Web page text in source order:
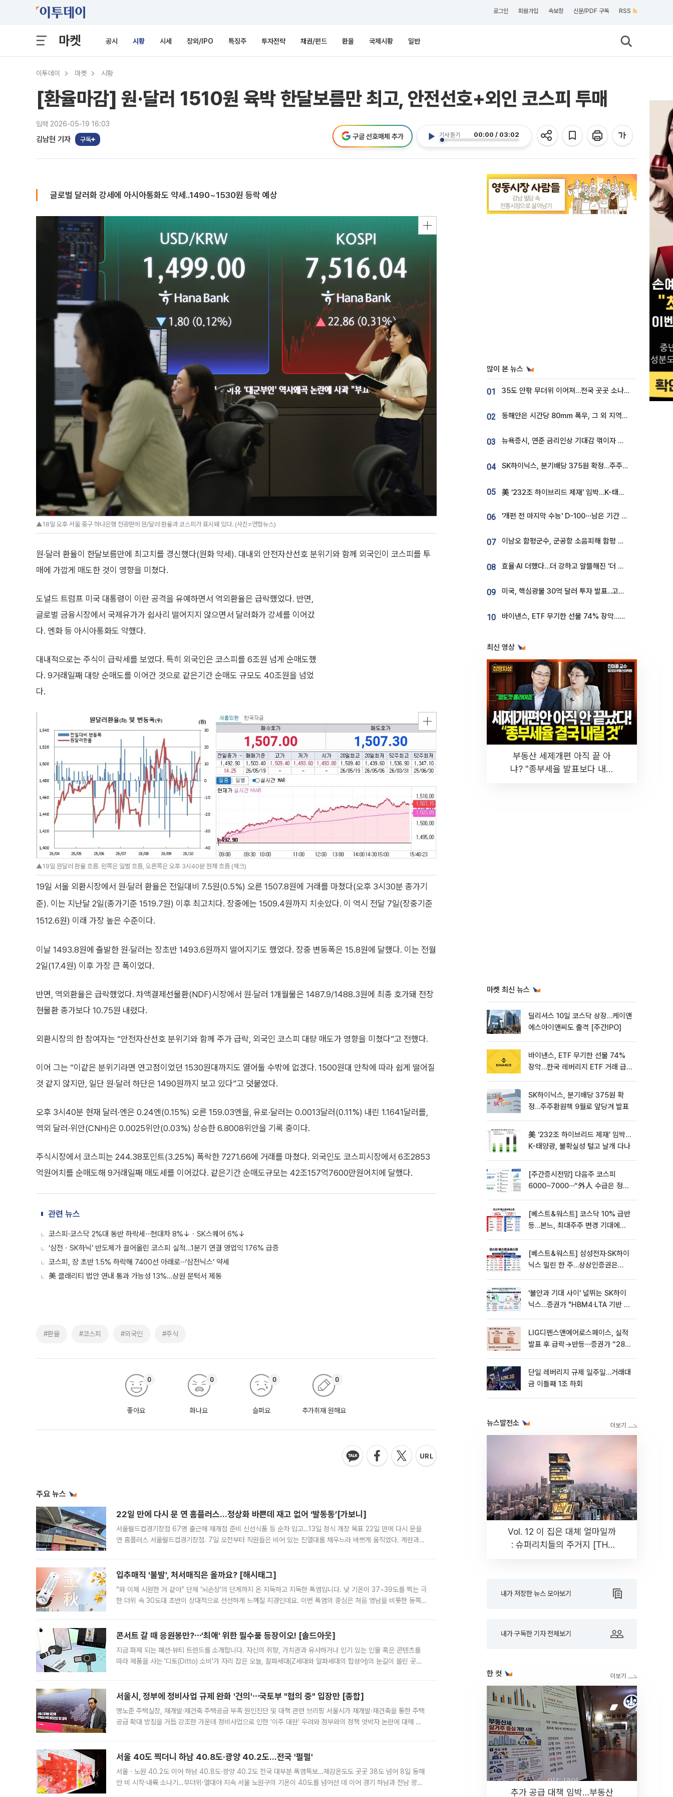
로그인 회원가입 속보창 신문/PDF 구독 RSS
마켓 공시 시황 시세 장외/IPO 특징주 투자전략 채권/펀드 환율 국제시황 일반
이투데이 마켓 시황
[환율마감] 원·달러 1510원 육박 한달보름만 최고, 안전선호+외인 코스피 투매
입력 2026-05-19 16:03
김남현 기자 구독
기사 듣기 00:00 / 03:02
구글 선호매체 추가
글로벌 달러화 강세에 아시아통화도 약세..1490~1530원 등락 예상
▲18일 오후 서울 중구 하나은행 전광판에 원/달러 환율과 코스피가 표시돼 있다. (사진=연합뉴스)
원·달러 환율이 한달보름만에 최고치를 경신했다(원화 약세). 대내외 안전자산선호 분위기와 함께 외국인이 코스피를 투
매에 가깝게 매도한 것이 영향을 미쳤다.
도널드 트럼프 미국 대통령이 이란 공격을 유예하면서 역외환율은 급락했었다. 반면,
글로벌 금융시장에서 국제유가가 쉽사리 떨어지지 않으면서 달러화가 강세를 이어갔
다. 엔화 등 아시아통화도 약했다.
대내적으로는 주식이 급락세를 보였다. 특히 외국인은 코스피를 6조원 넘게 순매도했
다. 9거래일째 대량 순매도를 이어간 것으로 같은기간 순매도 규모도 40조원을 넘었
다.
▲19일 원달러 환율 흐름. 왼쪽은 일별 흐름, 오른쪽은 오후 3시40분 현재 흐름 (체크)
19일 서울 외환시장에서 원·달러 환율은 전일대비 7.5원(0.5%) 오른 1507.8원에 거래를 마쳤다(오후 3시30분 종가기
준). 이는 지난달 2일(종가기준 1519.7원) 이후 최고치다. 장중에는 1509.4원까지 치솟았다. 이 역시 전달 7일(장중기준
1512.6원) 이래 가장 높은 수준이다.
이날 1493.8원에 출발한 원·달러는 장초반 1493.6원까지 떨어지기도 했었다. 장중 변동폭은 15.8원에 달했다. 이는 전월
2일(17.4원) 이후 가장 큰 폭이었다.
반면, 역외환율은 급락했었다. 차액결제선물환(NDF)시장에서 원·달러 1개월물은 1487.9/1488.3원에 최종 호가돼 전장
현물환 종가보다 10.75원 내렸다.
외환시장의 한 참여자는 “안전자산선호 분위기와 함께 주가 급락, 외국인 코스피 대량 매도가 영향을 미쳤다”고 전했다.
이어 그는 “이같은 분위기라면 연고점이었던 1530원대까지도 열어둘 수밖에 없겠다. 1500원대 안착에 따라 쉽게 떨어질
것 같지 않지만, 일단 원·달러 하단은 1490원까지 보고 있다”고 덧붙였다.
오후 3시40분 현재 달러·엔은 0.24엔(0.15%) 오른 159.03엔을, 유로·달러는 0.0013달러(0.11%) 내린 1.1641달러를,
역외 달러·위안(CNH)은 0.0025위안(0.03%) 상승한 6.8008위안을 기록 중이다.
주식시장에서 코스피는 244.38포인트(3.25%) 폭락한 7271.66에 거래를 마쳤다. 외국인도 코스피시장에서 6조2853
억원어치를 순매도해 9거래일째 매도세를 이어갔다. 같은기간 순매도규모는 42조157억7600만원어치에 달했다.
관련 뉴스
코스피·코스닥 2%대 동반 하락세⋯현대차 8%↓ㆍSK스퀘어 6%↓
‘삼전ㆍSK하닉’ 반도체가 끌어올린 코스피 실적…1분기 연결 영업익 176% 급증
코스피, 장 초반 1.5% 하락해 7400선 아래로⋯‘삼전닉스’ 약세
美 클래리티 법안 연내 통과 가능성 13%…상원 문턱서 제동
#환율 #코스피 #외국인 #주식
좋아요
0
화나요
0
슬퍼요
0
추가취재 원해요
0
주요 뉴스
22일 만에 다시 문 연 홈플러스…정상화 바쁜데 재고 없어 ‘발동동’[가보니]
서울월드컵경기장점 67명 출근해 재개점 준비 신선식품 등 순차 입고…13일 정식 개장 목표 22일 만에 다시 문을
연 홈플러스 서울월드컵경기장점. 7일 오전부터 직원들은 비어 있는 진열대를 채우느라 바쁘게 움직였다. 계란과
입추매직 '불발', 처서매직은 올까요? [해시태그]
“와 이제 시원한 거 같아” 단체 ‘뇌손상’의 단계까지 온 지독하고 지독한 폭염입니다. 낮 기온이 37~39도를 찍는 극
한 더위 속 30도대 초반이 상대적으로 선선하게 느껴질 지경인데요. 이번 폭염의 중심은 처음 영남을 비롯한 동쪽
콘서트 갈 때 응원봉만?⋯'최애' 위한 필수품 등장이오! [솔드아웃]
지금 화제 되는 패션·뷰티 트렌드를 소개합니다. 자신의 취향, 가치관과 유사하거나 인기 있는 인물 혹은 콘텐츠를
따라 제품을 사는 '디토(Ditto) 소비'가 자리 잡은 오늘, 잘파세대(Z세대와 알파세대의 합성어)의 눈길이 쏠린 곳은
서울시, 정부에 정비사업 규제 완화 '건의'⋯국토부 "협의 중" 입장만 [종합]
명노준 주택실장, 재개발·재건축 주택공급 부족 원인진단 및 대책 관련 브리핑 서울시가 재개발·재건축을 통한 주택
공급 확대 방침을 거듭 강조한 가운데 정비사업으로 인한 '이주 대란' 우려와 정부와의 정책 엇박자 논란에 대해 정
서울 40도 찍더니 하남 40.8도·광양 40.2도…전국 '펄펄'
서울ㆍ노원 40.2도 이어 하남 40.8도·광양 40.2도 전국 대부분 폭염특보…체감온도도 곳곳 38도 넘어 8일 동해
안 비 시작·내륙 소나기…무더위·열대야 지속 서울 노원구의 기온이 40도를 넘어선 데 이어 경기 하남과 전남 광양
많이 본 뉴스
01 35도 안팎 무더위 이어져…전국 곳곳 소나기 [오늘 날씨]
02 동해안은 시간당 80㎜ 폭우, 그 외 지역은 폭염…‘극과 극 날씨’
03 뉴욕증시, 연준 금리인상 기대감 꺾이자 상승...S&P500 사상 최고치 [종합]
04 SK하이닉스, 분기배당 375원 확정…주주환원책 9월로 앞당겨 발표
05 美 ‘232조 하이브리드 제재’ 임박…K-태양광, 불확실성 털고 날개 다나
06 '개편 전 마지막 수능' D-100⋯남은 기간 성적 올릴 전략은
07 이남오 함평군수, 군공항 소음피해 함평 보상 요구
08 효율·AI 더했다…더 강하고 알뜰해진 ‘더 뉴 그랜저 하이브리드’ [ET의 모빌리티]
09 미국, 핵심광물 30억 달러 투자 발표...고려아연 대미투자 언급
10 바이낸스, ETF 무기한 선물 74% 장악…한국 레버리지 ETF 거래 급증 [e가상자산]
최신 영상
부동산 세제개편 아직 끝 아
냐? "종부세율 발표보다 내릴
마켓 최신 뉴스
딜리셔스 10일 코스닥 상장…케이앤
에스아이앤씨도 출격 [주간IPO]
바이낸스, ETF 무기한 선물 74%
장악…한국 레버리지 ETF 거래 급
SK하이닉스, 분기배당 375원 확
정…주주환원책 9월로 앞당겨 발표
美 ‘232조 하이브리드 제재’ 임박…
K-태양광, 불확실성 털고 날개 다나
[주간증시전망] 다음주 코스피
6000~7000⋯“外人 수급은 정책
[베스트&워스트] 코스닥 10% 급반
등…본느, 최대주주 변경 기대에
[베스트&워스트] 삼성전자·SK하이
닉스 밀린 한 주…상상인증권은
'불안과 기대 사이' 널뛰는 SK하이
닉스…증권가 "HBM4·LTA 기반 펀
LIG디펜스앤에어로스페이스, 실적
발표 후 급락→반등⋯증권가 “28년
단일 레버리지 규제 일주일…거래대
금 이틀째 1조 하회
뉴스발전소
Vol. 12 이 집은 대체 얼마일까
: 슈퍼리치들의 주거지 [THE
내가 저장한 뉴스 모아보기
내가 구독한 기자 전체보기
한 컷
추가 공급 대책 임박…부동산